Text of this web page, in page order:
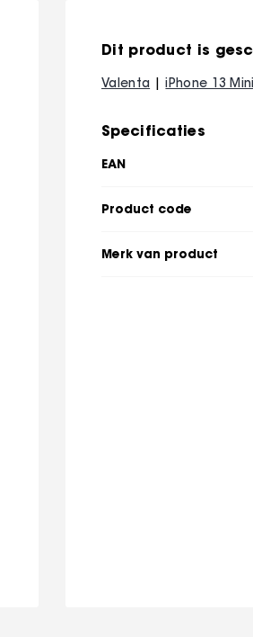
Dit product is
Valenta iPhone 13 Mini
Specificaties
EAN
Product code
Merk van product